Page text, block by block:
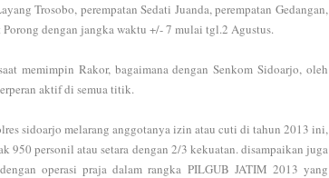
Trosobo, perempatan Sedati Juanda, perempatan Gedangan,
dengan jangka waktu +/- 7 mulai tgl.2 Agustus.
memimpin Rakor, bagaimana dengan Senkom Sidoarjo, oleh
aktif di semua titik.
sidoarjo melarang anggotanya izin atau cuti di tahun 2013 ini,
personil atau setara dengan 2/3 kekuatan. disampaikan juga
operasi praja dalam rangka PILGUB JATIM 2013 yang